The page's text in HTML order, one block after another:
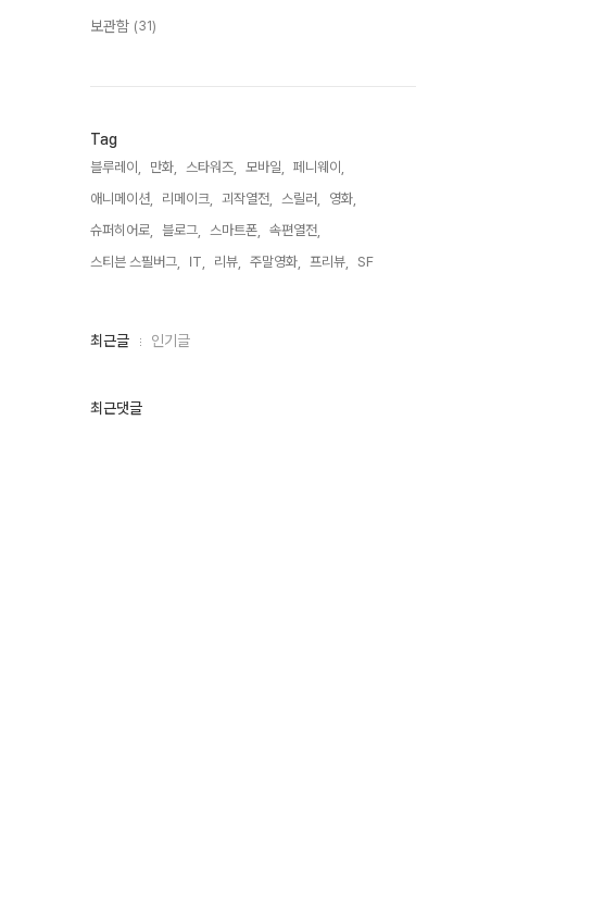
보관함 (31)
Tag
블루레이, 만화, 스타워즈, 모바일,
페니웨이,
애니메이션,
리메이크, 괴작열전, 스릴러,
영화,
슈퍼히어로,
블로그, 스마트폰,
속편열전,
스티븐 스필버그,
IT, 리뷰, 주말영화, 프리뷰, SF,
최
인
최근글 인기글
최근댓글